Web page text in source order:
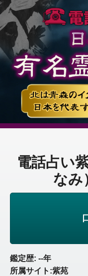
電話占い
なみ
鑑定歴: --年
所属サイト:紫苑